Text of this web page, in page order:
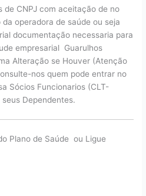
de CNPJ com aceitação de no
operadora de saúde ou seja
documentação necessaria para
empresarial Guarulhos
Alteração se Houver (Atenção
nos quem pode entrar no
Sócios Funcionarios (CLT-
Dependentes.
Plano de Saúde ou Ligue